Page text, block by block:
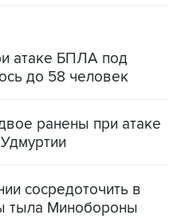
атаке БПЛА под
до 58 человек
ранены при атаке
сосредоточить в
тыла Минобороны